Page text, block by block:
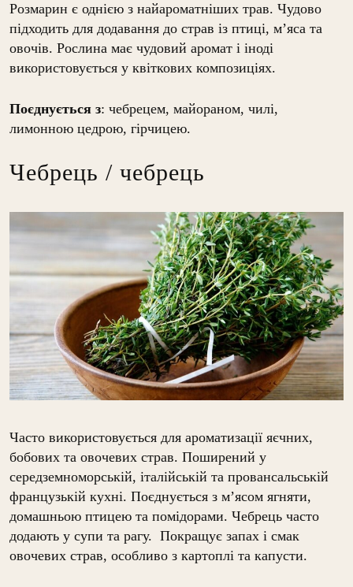
Розмарин є однією з найароматніших трав. Чудово
підходить для додавання до страв із птиці, м’яса та
овочів. Рослина має чудовий аромат і іноді
використовується у квіткових композиціях.
Поєднується з: чебрецем, майораном, чилі,
лимонною цедрою, гірчицею.
Чебрець / чебрець
Часто використовується для ароматизації яєчних,
бобових та овочевих страв. Поширений у
середземноморській, італійській та провансальській
французькій кухні. Поєднується з м’ясом ягняти,
домашньою птицею та помідорами. Чебрець часто
додають у супи та рагу. Покращує запах і смак
овочевих страв, особливо з картоплі та капусти.